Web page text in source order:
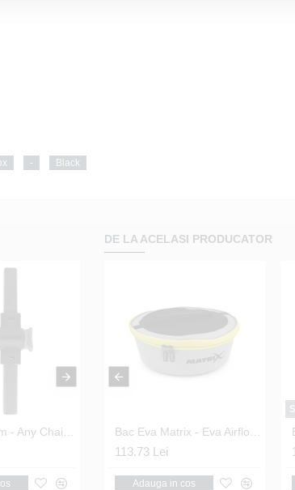
- Black
Adaptor Matrix - Quick Release Tool Bar Clamp
63.24 Lei
Adauga in cos
DE LA ACELASI PRODUCATOR
113.73 Lei
Adauga in cos